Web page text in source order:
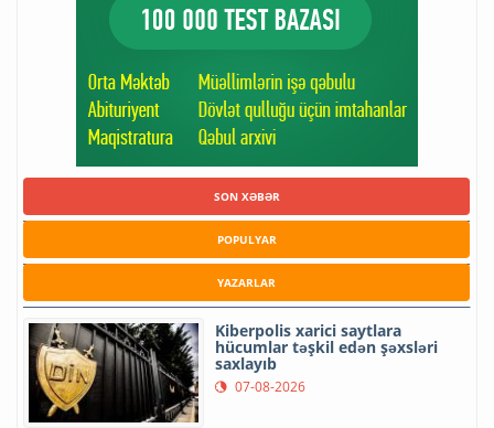
SON XƏBƏR
POPULYAR
YAZARLAR
Kiberpolis xarici saytlara
hücumlar təşkil edən şəxsləri
saxlayıb
07-08-2026